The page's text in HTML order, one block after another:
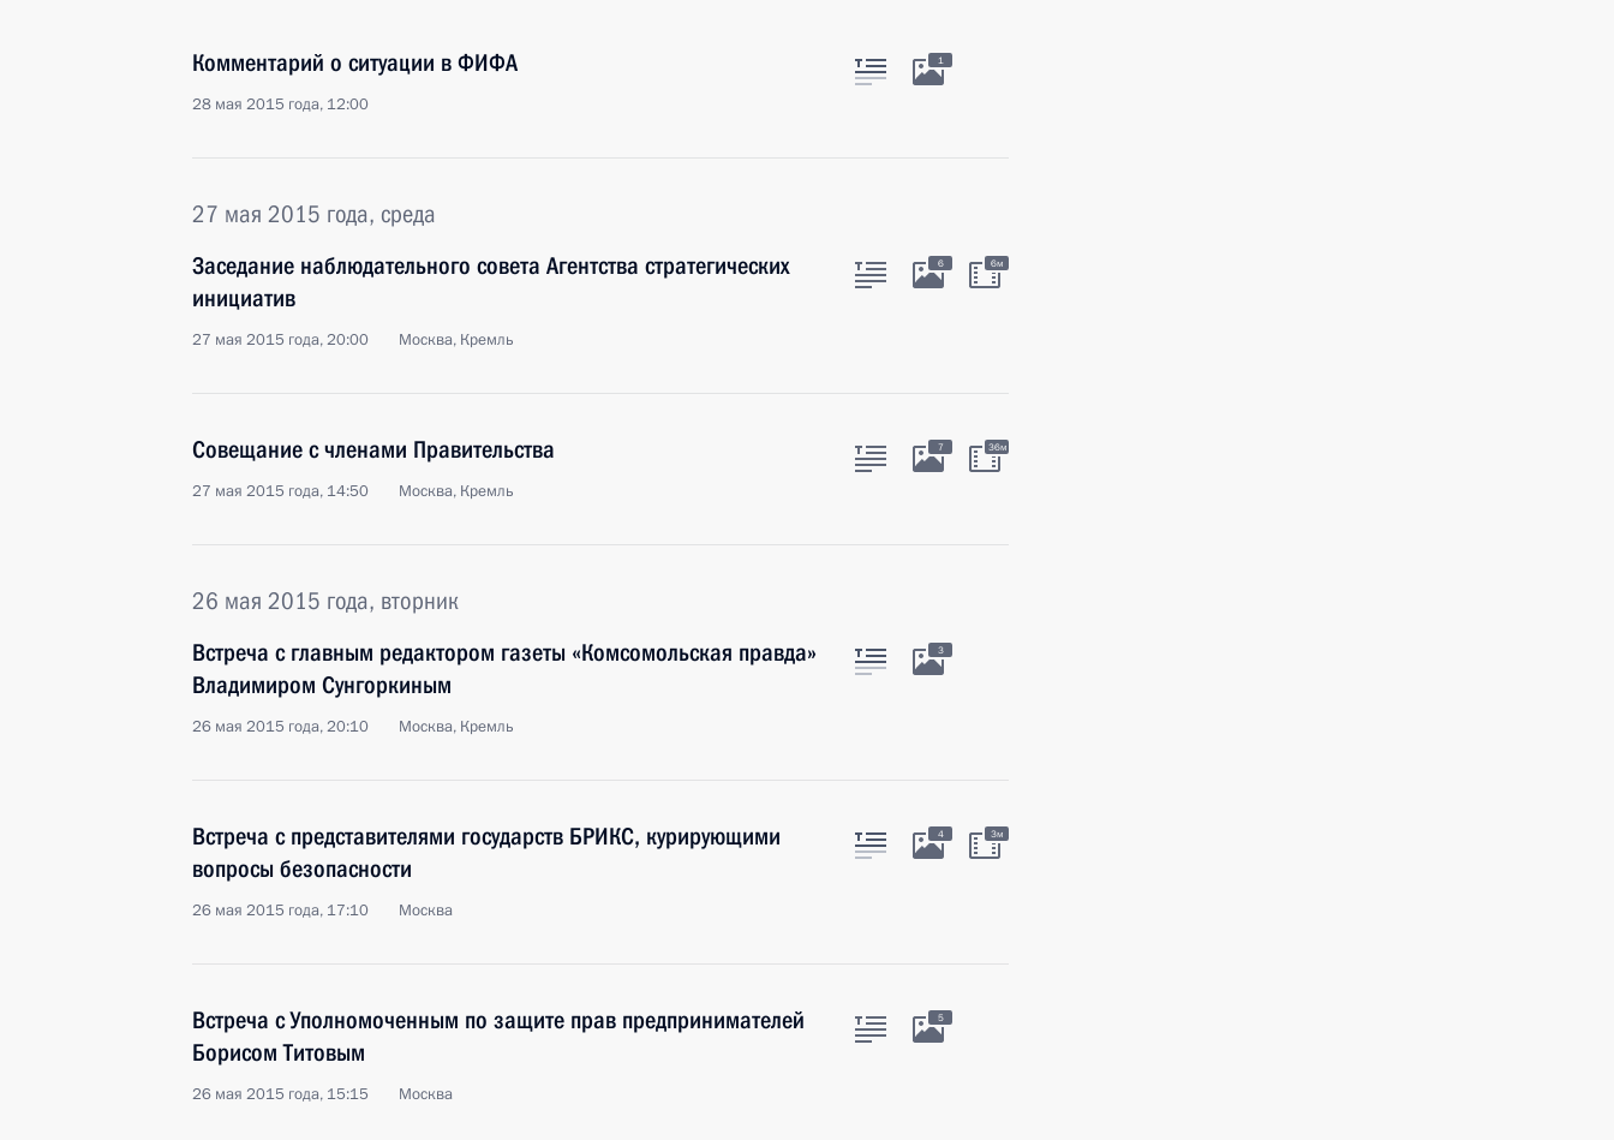
Комментарий о ситуации в ФИФА
28 мая 2015 года, 12:00
1
27 мая 2015 года, среда
Заседание наблюдательного совета Агентства стратегических
инициатив
27 мая 2015 года, 20:00 Москва, Кремль
6 6м
Совещание с членами Правительства
27 мая 2015 года, 14:50 Москва, Кремль
7 36м
26 мая 2015 года, вторник
Встреча с главным редактором газеты «Комсомольская правда»
Владимиром Сунгоркиным
26 мая 2015 года, 20:10 Москва, Кремль
3
Встреча с представителями государств БРИКС, курирующими
вопросы безопасности
26 мая 2015 года, 17:10 Москва
4 3м
Встреча с Уполномоченным по защите прав предпринимателей
Борисом Титовым
26 мая 2015 года, 15:15 Москва
5